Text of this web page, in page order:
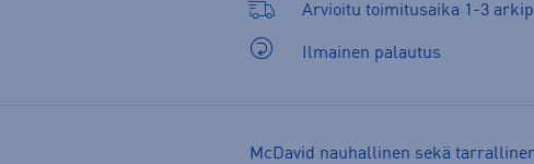
Arvioitu toimitusaika 1-3
Ilmainen palautus
McDavid nauhallinen sekä